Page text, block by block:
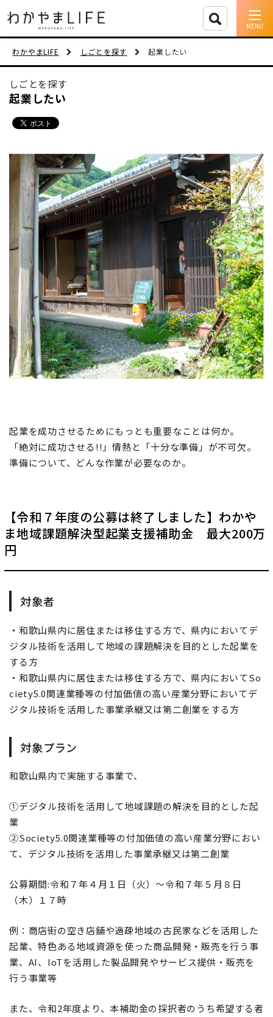
イベント情報
住まい
市町村を探す
移住者インタビュー
動画
地域おこし協力隊
わかやまLIFE しごとを探す 起業したい
しごとを探す
起業したい
起業を成功させるためにもっとも重要なことは何か。
「絶対に成功させる!!」情熱と「十分な準備」が不可欠。
準備について、どんな作業が必要なのか。
【令和７年度の公募は終了しました】わかや
ま地域課題解決型起業支援補助金 最大200万
円
対象者
・和歌山県内に居住または移住する方で、県内においてデ
ジタル技術を活用して地域の課題解決を目的とした起業を
する方
・和歌山県内に居住または移住する方で、県内においてSo
ciety5.0関連業種等の付加価値の高い産業分野においてデ
ジタル技術を活用した事業承継又は第二創業をする方
対象プラン
和歌山県内で実施する事業で、
①デジタル技術を活用して地域課題の解決を目的とした起
業
②Society5.0関連業種等の付加価値の高い産業分野におい
て、デジタル技術を活用した事業承継又は第二創業
公募期間:令和７年４月１日（火）～令和７年５月８日
（木）１７時
例：商店街の空き店舗や過疎地域の古民家などを活用した
起業、特色ある地域資源を使った商品開発・販売を行う事
業、AI、IoTを活用した製品開発やサービス提供・販売を
行う事業等
また、令和2年度より、本補助金の採択者のうち希望する者